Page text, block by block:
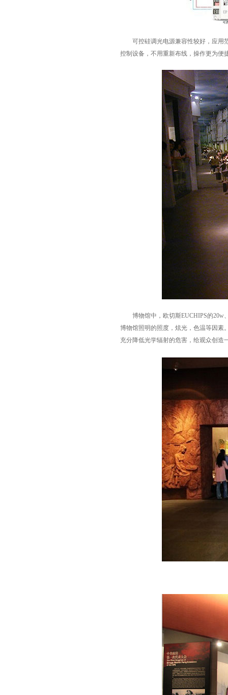
可控硅调光电源兼容性较好，应用范
控制设备，不用重新布线，操作更为便
博物馆中，欧切斯EUCHIPS的20w、
博物馆照明的照度，炫光，色温等因素
充分降低光学辐射的危害，给观众创造